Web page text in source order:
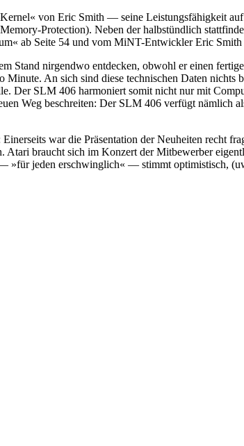
von Eric Smith — seine Leistungsfähigkeit
Protection). Neben der halbstündlich
ab Seite 54 und vom MiNT-Entwickler Eric Smith
Stand nirgendwo entdecken, obwohl er einen
An sich sind diese technischen Daten nichts
Der SLM 406 harmoniert somit nicht nur mit
Weg beschreiten: Der SLM 406 verfügt nämlich
war die Präsentation der Neuheiten recht
Atari braucht sich im Konzert der Mitbewerber
»für jeden erschwinglich« — stimmt optimistisch,